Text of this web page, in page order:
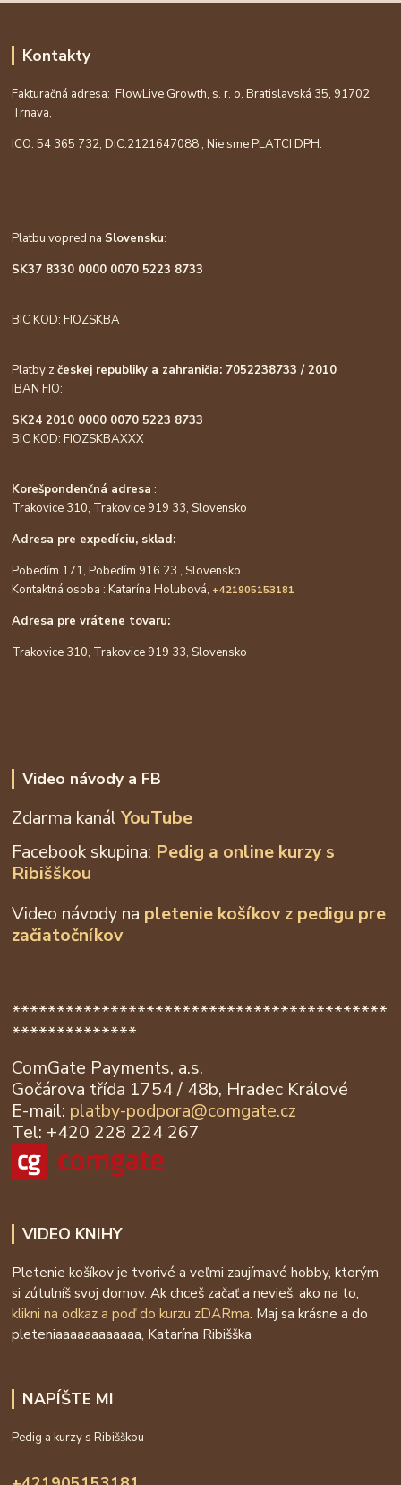
Kontakty
Fakturačná adresa: FlowLive Growth, s. r. o. Bratislavská 35, 91702
Trnava,
ICO: 54 365 732, DIC:2121647088 , Nie sme PLATCI DPH.
Platbu vopred na Slovensku:
SK37 8330 0000 0070 5223 8733
BIC KOD: FIOZSKBA
Platby zčeskej republiky a zahraničia: 7052238733 / 2010
IBAN FIO:
SK24 2010 0000 0070 5223 8733
BIC KOD: FIOZSKBAXXX
Korešpondenčná adresa :
Trakovice 310, Trakovice 919 33, Slovensko
Adresa pre expedíciu, sklad:
Pobedím 171, Pobedím 916 23 , Slovensko
Kontaktná osoba : Katarína Holubová, +421905153181
Adresa pre vrátene tovaru:
Trakovice 310, Trakovice 919 33, Slovensko
Video návody a FB
Zdarma kanálYouTube
Facebook skupina: Pedig a online kurzy s
Ribišškou
Video návody na pletenie košíkov z pedigu pre
začiatočníkov
******************************************
**************
ComGate Payments, a.s.
Gočárova třída 1754 / 48b, Hradec Králové
E-mail: platby-podpora@comgate.cz
Tel: +420 228 224 267
VIDEO KNIHY
Pletenie košíkov je tvorivé a veľmi zaujímavé hobby, ktorým
si zútulníš svoj domov. Ak chceš začať a nevieš, ako na to,
klikni na odkaz a poď do kurzu zDARma. Maj sa krásne a do
pleteniaaaaaaaaaaaa, Katarína Ribišška
NAPÍŠTE MI
Pedig a kurzy s Ribišškou